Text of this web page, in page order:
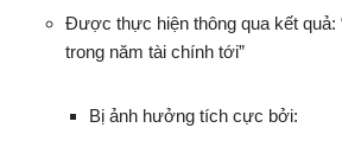
Được thực hiện thông qua kết quả:
trong năm tài chính tới”
Bị ảnh hưởng tích cực bởi: